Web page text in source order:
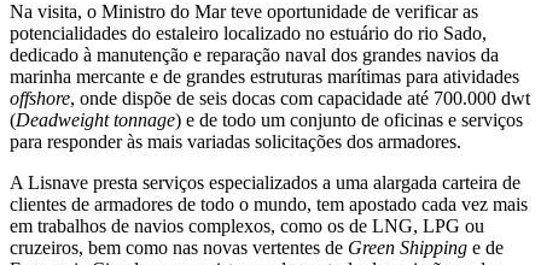
Na visita, o Ministro do Mar teve oportunidade de verificar as
potencialidades do estaleiro localizado no estuário do rio Sado,
dedicado à manutenção e reparação naval dos grandes navios da
marinha mercante e de grandes estruturas marítimas para atividades
offshore, onde dispõe de seis docas com capacidade até 700.000 dwt
(Deadweight tonnage) e de todo um conjunto de oficinas e serviços
para responder às mais variadas solicitações dos armadores.
A Lisnave presta serviços especializados a uma alargada carteira de
clientes de armadores de todo o mundo, tem apostado cada vez mais
em trabalhos de navios complexos, como os de LNG, LPG ou
cruzeiros, bem como nas novas vertentes de Green Shipping e de